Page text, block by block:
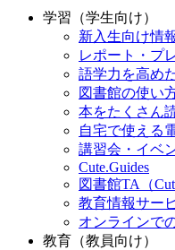
学習（学生向け）
新入生向け情
レポート・プ
語学力を高め
図書館の使い
本をたくさん
自宅で使える
講習会・イベ
Cute.Guides
図書館TA（
教育情報サー
オンラインで
教育（教員向け）